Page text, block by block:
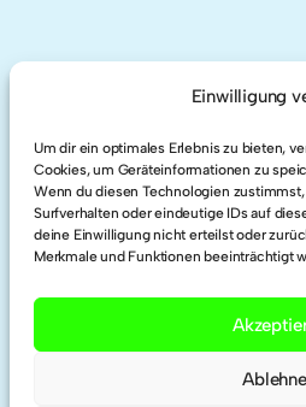
Einwilligung
Um dir ein optimales Erlebnis zu bieten,
Cookies, um Geräteinformationen zu
Wenn du diesen Technologien
Surfverhalten oder eindeutige IDs auf
deine Einwilligung nicht erteilst oder
Merkmale und Funktionen beeinträchtigt
AUCH HIER
LinkedIn
Twitter
ORCID